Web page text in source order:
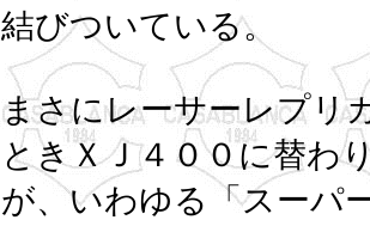
結びついている。
まさにレーサーレプリ
ときＸＪ４００に替わ
が、いわゆる「スーパ